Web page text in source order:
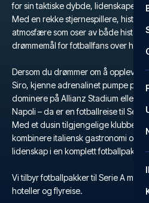
for sin taktiske dybde, lidenskapelige
Med en rekke stjernespillere,
atmosfære som oser av både
drømmemål for fotballfans over hele
Dersom du drømmer om å oppleve
Siro, kjenne adrenalinet pumpe på
dominere på Allianz Stadium eller
Napoli – da er en fotballreise til Serie
Med et dusin tilgjengelige klubber,
kombinere italiensk gastronomi og
lidenskap i en komplett fotballpakke
Vi tilbyr fotballpakker til Serie A med
hoteller og flyreise.